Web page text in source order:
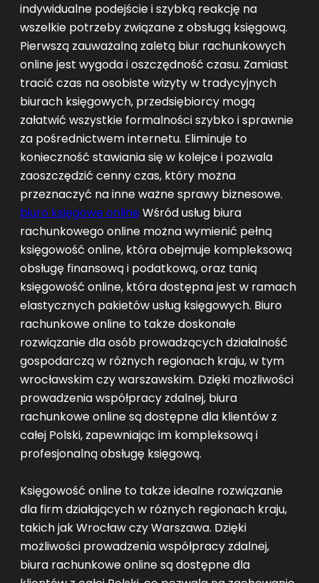
indywidualne podejście i szybką reakcję na
wszelkie potrzeby związane z obsługą księgową.
Pierwszą zauważalną zaletą biur rachunkowych
online jest wygoda i oszczędność czasu. Zamiast
tracić czas na osobiste wizyty w tradycyjnych
biurach księgowych, przedsiębiorcy mogą
załatwić wszystkie formalności szybko i sprawnie
za pośrednictwem internetu. Eliminuje to
konieczność stawiania się w kolejce i pozwala
zaoszczędzić cenny czas, który można
przeznaczyć na inne ważne sprawy biznesowe.
biuro księgowe onlineWśród usług biura
rachunkowego online można wymienić pełną
księgowość online, która obejmuje kompleksową
obsługę finansową i podatkową, oraz tanią
księgowość online, która dostępna jest w ramach
elastycznych pakietów usług księgowych. Biuro
rachunkowe online to także doskonałe
rozwiązanie dla osób prowadzących działalność
gospodarczą w różnych regionach kraju, w tym
wrocławskim czy warszawskim. Dzięki możliwości
prowadzenia współpracy zdalnej, biura
rachunkowe online są dostępne dla klientów z
całej Polski, zapewniając im kompleksową i
profesjonalną obsługę księgową.
Księgowość online to także idealne rozwiązanie
dla firm działających w różnych regionach kraju,
takich jak Wrocław czy Warszawa. Dzięki
możliwości prowadzenia współpracy zdalnej,
biura rachunkowe online są dostępne dla